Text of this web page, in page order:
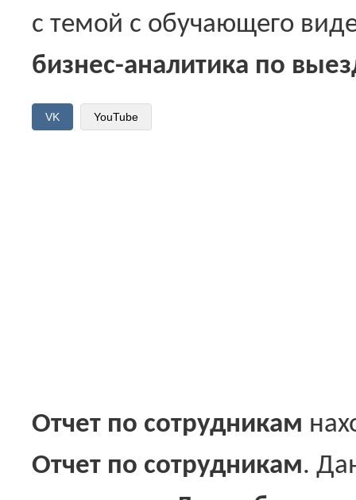
с темой с обучающего
бизнес-аналитика по
VK YouTube
Отчет по сотрудникам
Отчет по сотрудникам.